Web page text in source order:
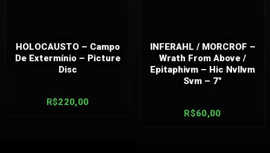
HOLOCAUSTO – Campo
De Extermínio – Picture
Disc
R$220,00
INFERAHL / MORCROF –
Wrath From Above /
Epitaphivm – Hic Nvllvm
Svm – 7″
R$60,00